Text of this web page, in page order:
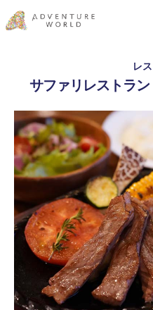
レ
サファリレストラ